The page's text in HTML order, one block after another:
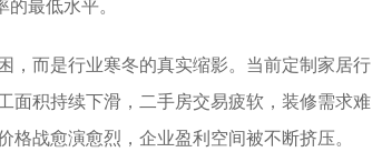
最低水平。
，而是行业寒冬的真实缩影。当前定制家居行
面积持续下滑，二手房交易疲软，装修需求难
战愈演愈烈，企业盈利空间被不断挤压。